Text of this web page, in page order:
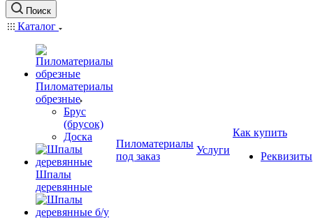
Поиск
Каталог
Пиломатериалы
обрезные
Брус
(брусок)
Доска
Шпалы
деревянные
Пиломатериалы
под заказ
Услуги
Как купить
Реквизиты